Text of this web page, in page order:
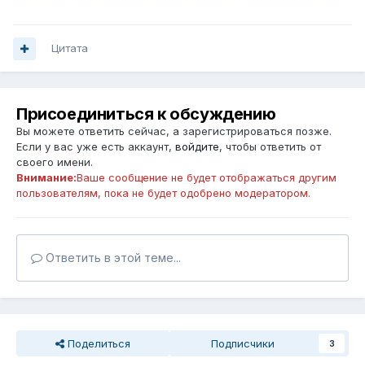
Цитата
Присоединиться к обсуждению
Вы можете ответить сейчас, а зарегистрироваться позже.
Если у вас уже есть аккаунт, войдите, чтобы ответить от
своего имени.
Внимание:Ваше сообщение не будет отображаться другим
пользователям, пока не будет одобрено модератором.
Ответить в этой теме...
Поделиться Подписчики 3